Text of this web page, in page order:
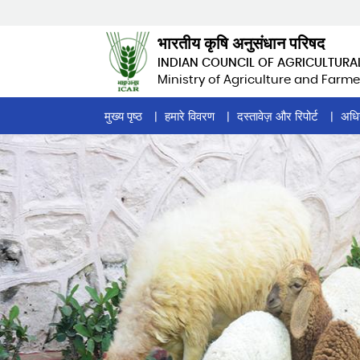
भारतीय कृषि अनुसंधान परिषद
INDIAN COUNCIL OF
Ministry of Agriculture and
Home
Page
Menu
मुख्य पृष्ठ हमारे विवरण दस्तावेज़ और रिपोर्ट